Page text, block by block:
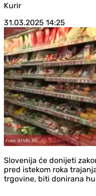
Kurir
31.03.2025 14:25
Slovenija će donijeti
pred istekom roka
trgovine, biti donirana